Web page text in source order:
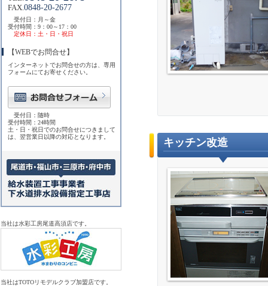
キッチン改造
FAX. 0848-20-2677
受付日：月～金
受付時間：9：00～17：00
定休日：土・日・祝日
【WEBでお問合せ】
インターネットでお問合せの方は、専用
フォームにてお寄せください。
受付日：随時
受付時間：24時間
土・日・祝日でのお問合せにつきまして
は、翌営業日以降の対応となります。
当社は水彩工房尾道高須店です。
当社はTOTOリモデルクラブ加盟店です。